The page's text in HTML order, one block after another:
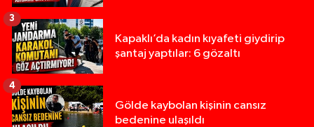
Kapaklı’da kadın kıyafeti giydirip
şantaj yaptılar: 6 gözaltı
3
Gölde kaybolan kişinin cansız
bedenine ulaşıldı
4